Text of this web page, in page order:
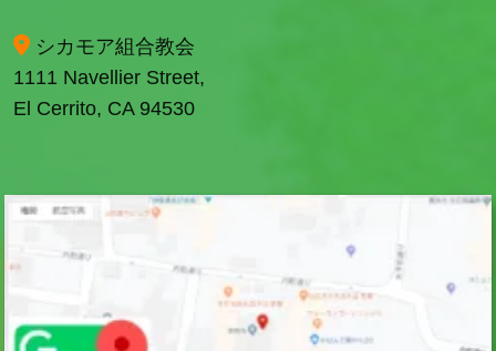
シカモア組合教会
1111 Navellier Street,
El Cerrito, CA 94530